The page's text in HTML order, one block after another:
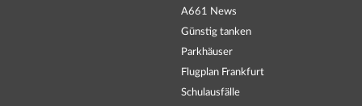
A661 News
Günstig tanken
Parkhäuser
Flugplan Frankfurt
Schulausfälle